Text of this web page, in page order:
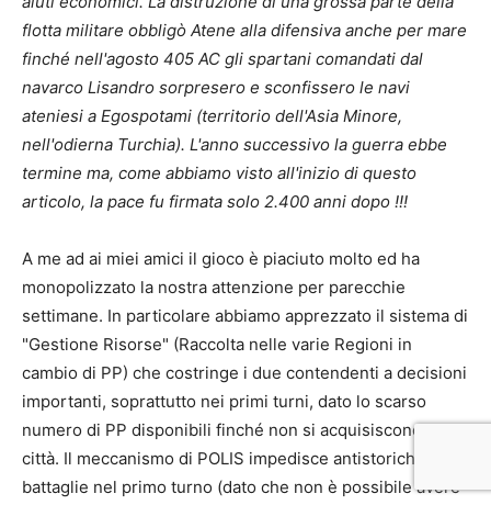
flotta militare obbligò Atene alla difensiva anche per mare
finché nell'agosto 405 AC gli spartani comandati dal
navarco Lisandro sorpresero e sconfissero le navi
ateniesi a Egospotami (territorio dell'Asia Minore,
nell'odierna Turchia). L'anno successivo la guerra ebbe
termine ma, come abbiamo visto all'inizio di questo
articolo, la pace fu firmata solo 2.400 anni dopo !!!
A me ad ai miei amici il gioco è piaciuto molto ed ha
monopolizzato la nostra attenzione per parecchie
settimane. In particolare abbiamo apprezzato il sistema di
"Gestione Risorse" (Raccolta nelle varie Regioni in
cambio di PP) che costringe i due contendenti a decisioni
importanti, soprattutto nei primi turni, dato lo scarso
numero di PP disponibili finché non si acquisiscono altre
città. Il meccanismo di POLIS impedisce antistoriche
battaglie nel primo turno (dato che non è possibile avere